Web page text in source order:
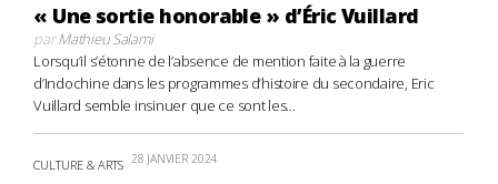
« Une sortie honorable » d’Éric Vuillard
parMathieu Salami
Lorsqu’il s’étonne de l’absence de mention faite à la guerre
d’Indochine dans les programmes d’histoire du secondaire, Eric
Vuillard semble insinuer que ce sont les...
CULTURE & ARTS 28 JANVIER 2024